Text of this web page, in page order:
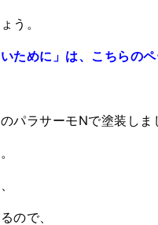
う。
ために」は、こちらのペ
パラサーモNで塗装しま
ので、